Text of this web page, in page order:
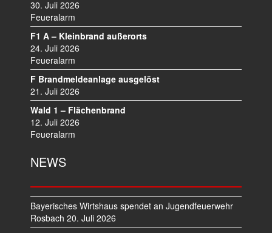
30. Juli 2026
Feueralarm
F1 A – Kleinbrand außerorts
24. Juli 2026
Feueralarm
F Brandmeldeanlage ausgelöst
21. Juli 2026
Wald 1 – Flächenbrand
12. Juli 2026
Feueralarm
NEWS
Bayerisches Wirtshaus spendet an Jugendfeuerwehr
Rosbach 20. Juli 2026